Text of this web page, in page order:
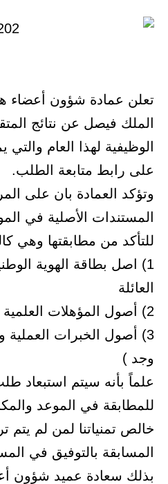
تعلن عمادة شؤون أعضاء
الملك فيصل عن نتائج
الوظيفية لهذا العام
على رابط متابعة الطلب.
وتؤكد العمادة بان على
المستندات الأصلية في
للتأكد من مطابقتها وهي
1) اصل بطاقة الهوية
العائلة
2) أصول المؤهلات العلمية
3) أصول الخبرات العملية
وجد )
علماً بأنه سيتم استبعاد
للمطابقة في الموعد
خالص تمنياتنا لمن لم
المسابقة بالتوفيق في
بذلك سعادة عميد شؤون